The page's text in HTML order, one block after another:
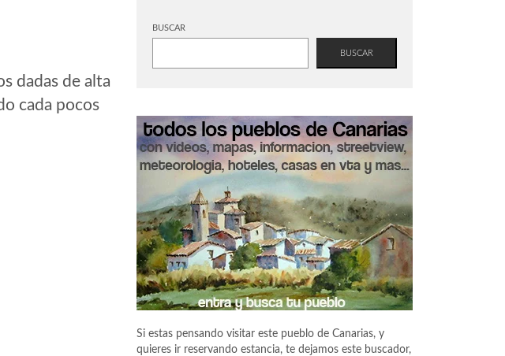
dadas de alta
cada pocos
BUSCAR
BUSCAR
Si estas pensando visitar este pueblo de Canarias, y
quieres ir reservando estancia, te dejamos este buscador,